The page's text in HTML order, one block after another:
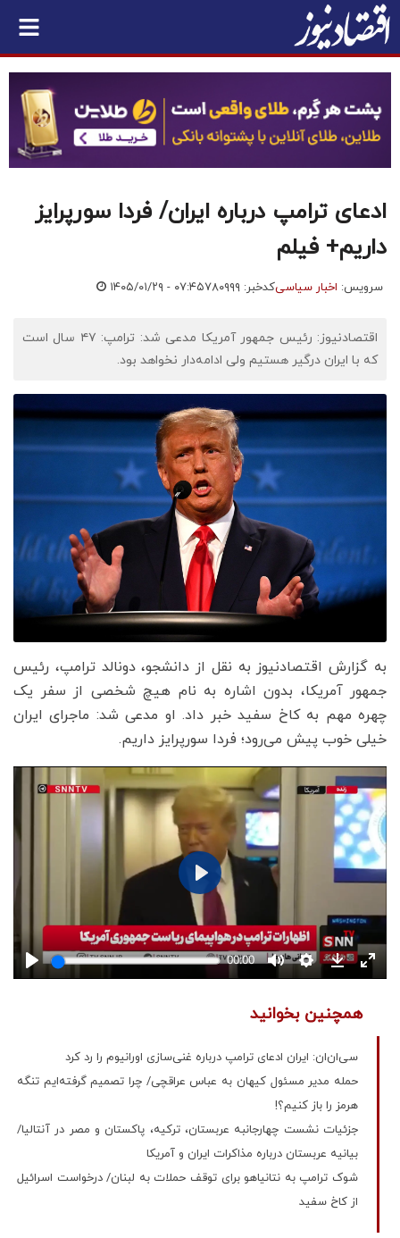
ادعای ترامپ درباره ایران/ فردا سورپرایز
داریم+ فیلم
سرویس: اخبار سیاسیکدخبر: ۷۸۰۹۹۹ ۱۴۰۵/۰۱/۲۹ - ۰۷:۴۵
اقتصادنیوز: رئیس جمهور آمریکا مدعی شد: ترامپ: ۴۷ سال است
که با ایران درگیر هستیم ولی ادامه‌دار نخواهد بود.
به گزارش اقتصادنیوز به نقل از دانشجو، دونالد ترامپ، رئیس
جمهور آمریکا، بدون اشاره به نام هیچ شخصی از سفر یک
چهره مهم به کاخ سفید خبر داد. او مدعی شد: ماجرای ایران
خیلی خوب پیش می‌رود؛ فردا سورپرایز داریم.
همچنین بخوانید
سی‌ان‌ان: ایران ادعای ترامپ درباره غنی‌سازی اورانیوم را رد کرد
حمله مدیر مسئول کیهان به عباس عراقچی/ چرا تصمیم گرفته‌ایم تنگه
هرمز را باز کنیم؟!
جزئیات نشست چهارجانبه عربستان، ترکیه، پاکستان و مصر در آنتالیا/
بیانیه عربستان درباره مذاکرات ایران و آمریکا
شوک ترامپ به نتانیاهو برای توقف حملات به لبنان/ درخواست اسرائیل
از کاخ سفید